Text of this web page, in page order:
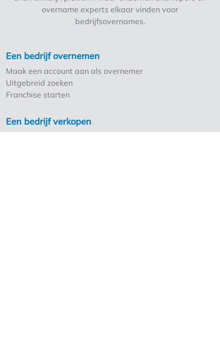
personen. - Gezellig terras - Berging in de
kelder - Er is mogelijkheid om boven de zaak
overname experts elkaar vinden voor
bedrijfsovernames.
Een bedrijf overnemen
Maak een account aan als overnemer
Uitgebreid zoeken
Franchise starten
Een bedrijf verkopen